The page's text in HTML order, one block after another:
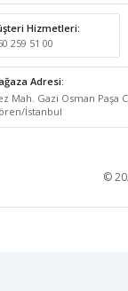
Hizmetleri:
259 51 00
Adresi:
Mah. Gazi Osman Paşa
İstanbul
©